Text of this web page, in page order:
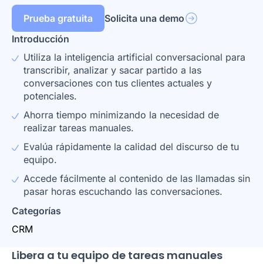
Prueba gratuita
Solicita una demo
Introducción
Utiliza la inteligencia artificial conversacional para
transcribir, analizar y sacar partido a las
conversaciones con tus clientes actuales y
potenciales.
Ahorra tiempo minimizando la necesidad de
realizar tareas manuales.
Evalúa rápidamente la calidad del discurso de tu
equipo.
Accede fácilmente al contenido de las llamadas sin
pasar horas escuchando las conversaciones.
Categorías
CRM
Libera a tu equipo de tareas manuales